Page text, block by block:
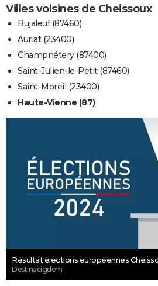
Villes voisines de Cheissoux
Bujaleuf (87460)
Auriat (23400)
Champnétery (87400)
Saint-Julien-le-Petit (87460)
Saint-Moreil (23400)
Haute-Vienne (87)
Résultat élections européennes
Destinacigdem